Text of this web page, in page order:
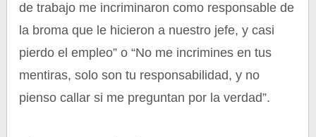
de trabajo me incriminaron como responsable de
la broma que le hicieron a nuestro jefe, y casi
pierdo el empleo” o “No me incrimines en tus
mentiras, solo son tu responsabilidad, y no
pienso callar si me preguntan por la verdad”.